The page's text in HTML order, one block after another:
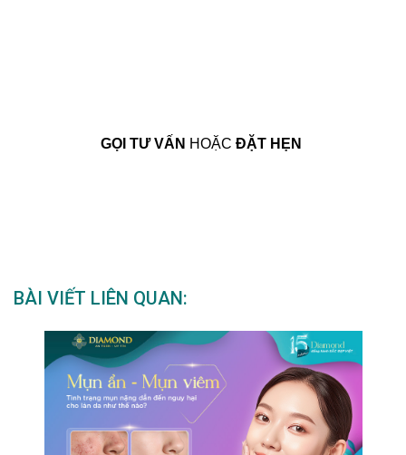
GỌI TƯ VẤN HOẶC ĐẶT HẸN
BÀI VIẾT LIÊN QUAN: